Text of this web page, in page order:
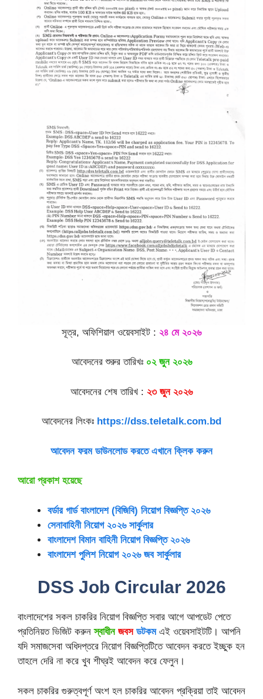
সূত্র, অফিশিয়াল ওয়েবসাইট : ২৪ মে ২০২৬
আবেদনের শুরুর তারিখঃ ০২ জুন ২০২৬
আবেদনের শেষ তারিখ : ২৩ জুন ২০২৬
আবেদনের লিংকঃ https://dss.teletalk.com.bd
আবেদন ফরম ডাউনলোড করতে এখানে ক্লিক করুন
আরো প্রকাশ হয়েছে
বর্ডার গার্ড বাংলাদেশ (বিজিবি) নিয়োগ বিজ্ঞপ্তি ২০২৬
সেনাবাহিনী নিয়োগ ২০২৬ সার্কুলার
বাংলাদেশ বিমান বাহিনী নিয়োগ বিজ্ঞপ্তি ২০২৬
বাংলাদেশ পুলিশ নিয়োগ ২০২৬ জব সার্কুলার
DSS Job Circular 2026
বাংলাদেশের সকল চাকরির নিয়োগ বিজ্ঞপ্তি সবার আগে আপডেট পেতে
প্রতিনিয়ত ভিজিট করুনস্বাধীন জবস ডটকম এই ওয়েবসাইটটি। আপনি
যদি সমাজসেবা অধিদপ্তরে নিয়োগ বিজ্ঞপ্তিটিতে আবেদন করতে ইচ্ছুক হন
তাহলে দেরি না করে খুব শীঘ্রই আবেদন করে ফেলুন।
সকল চাকরির গুরুত্বপূর্ণ অংশ হল চাকরির আবেদন প্রক্রিয়া তাই আবেদন